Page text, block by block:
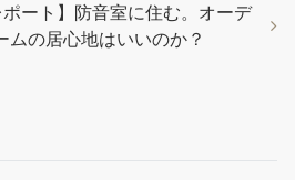
ポート】防音室に住む。オーデ
ムの居心地はいいのか？